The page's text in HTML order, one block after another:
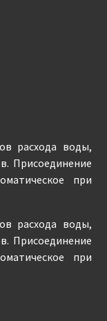
расхода воды,
Присоединение
при
расхода воды,
Присоединение
при